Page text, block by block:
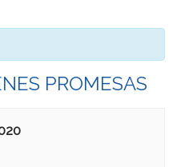
PROMESAS